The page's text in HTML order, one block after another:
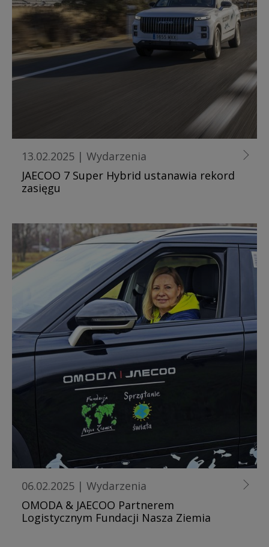
13.02.2025 | Wydarzenia
JAECOO 7 Super Hybrid ustanawia rekord
zasięgu
06.02.2025 | Wydarzenia
OMODA & JAECOO Partnerem
Logistycznym Fundacji Nasza Ziemia